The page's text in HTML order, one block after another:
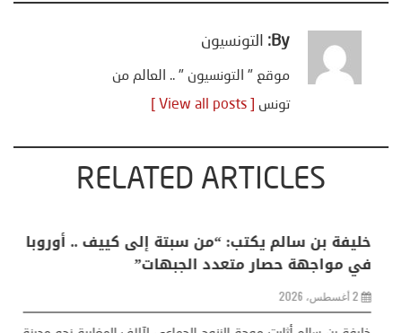
By: التونسيون
موقع " التونسيون " .. العالم من
تونس
RELATED ARTICLES
منذر بالضيافي يكتب حول: التغيرات المناخية: اكثر
من ظاهرة طبيعية .. تحول اجتماعي وحضاري (
مقاربة سوسيولوجية )
23 يوليو، 2026